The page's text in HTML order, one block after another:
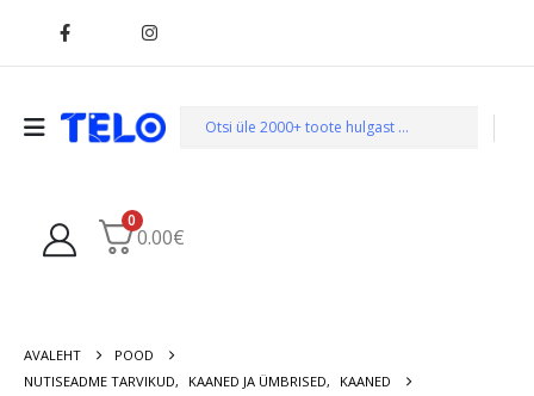
0
0.00€
AVALEHT
POOD
NUTISEADME TARVIKUD, KAANED JA ÜMBRISED,
KAANED